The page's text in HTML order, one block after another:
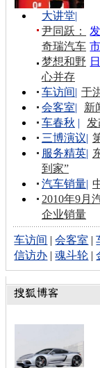
大讲堂|
尹同跃：
奇瑞汽车
梦想和野
心并存
车访间| 于
会客室|
新
车春秋 |
三博演议|
服务精英|
到家”
汽车销量|
2010年9月
企业销量
车访间 |会客室 |
信访办 |魂斗轮 |